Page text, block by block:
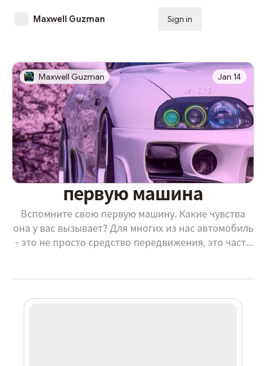
Maxwell Guzman Sign in
Maxwell Guzman Jan 14
первую машина
Вспомните свою первую машину. Какие чувства
она у вас вызывает? Для многих из нас автомобиль
- это не просто средство передвижения, это часть